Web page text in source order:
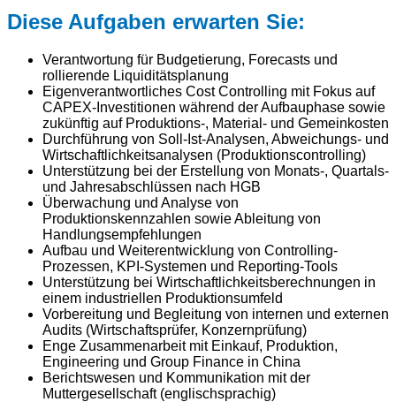
Diese Aufgaben erwarten Sie:
Verantwortung für Budgetierung, Forecasts und
rollierende Liquiditätsplanung
Eigenverantwortliches Cost Controlling mit Fokus auf
CAPEX-Investitionen während der Aufbauphase sowie
zukünftig auf Produktions-, Material- und Gemeinkosten
Durchführung von Soll-Ist-Analysen, Abweichungs- und
Wirtschaftlichkeitsanalysen (Produktionscontrolling)
Unterstützung bei der Erstellung von Monats-, Quartals-
und Jahresabschlüssen nach HGB
Überwachung und Analyse von
Produktionskennzahlen sowie Ableitung von
Handlungsempfehlungen
Aufbau und Weiterentwicklung von Controlling-
Prozessen, KPI-Systemen und Reporting-Tools
Unterstützung bei Wirtschaftlichkeitsberechnungen in
einem industriellen Produktionsumfeld
Vorbereitung und Begleitung von internen und externen
Audits (Wirtschaftsprüfer, Konzernprüfung)
Enge Zusammenarbeit mit Einkauf, Produktion,
Engineering und Group Finance in China
Berichtswesen und Kommunikation mit der
Muttergesellschaft (englischsprachig)